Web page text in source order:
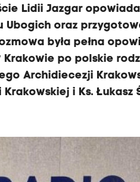
Lidii Jazgar
Ubogich oraz
była pełna
po polskie
Archidiecezji
i Ks. Łukasz